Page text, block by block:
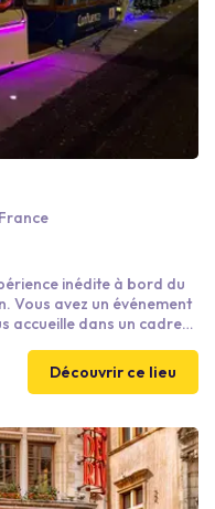
inédite à bord du
accueille dans un cadre
événements privés et
un TRANSFERT jusqu’à
Découvrir ce lieu